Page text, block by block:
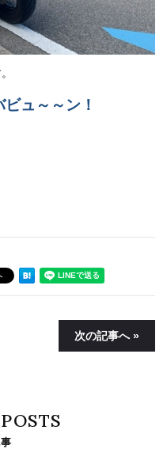
ビュ～～ン！
次の記事へ »